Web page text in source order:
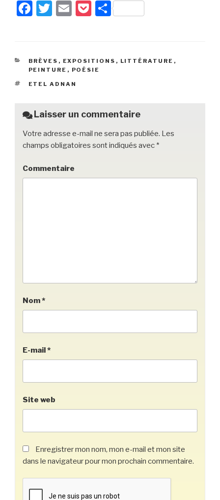
F
e
b
o
k
T
er
E
P
k
et
P
g
CATÉGORIES
BRÈVES , EXPOSITIONS , LITTÉRATURE ,
PEINTURE , POÉSIE
ÉTIQUETTES
ETEL ADNAN
Laisser un commentaire
Votre adresse e-mail ne sera pas publiée. Les
champs obligatoires sont indiqués avec *
Commentaire
Nom*
E-mail*
Site web
Enregistrer mon nom, mon e-mail et mon site
dans le navigateur pour mon prochain commentaire.